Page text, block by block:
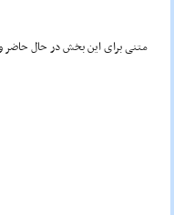
متنی برای این بخش در حال حاضر